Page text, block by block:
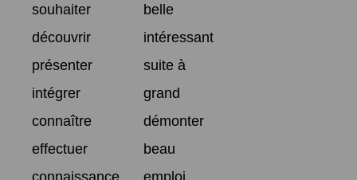
souhaiter
belle
découvrir
intéressant
présenter
suite à
intégrer
grand
connaître
démonter
effectuer
beau
connaissance
emploi